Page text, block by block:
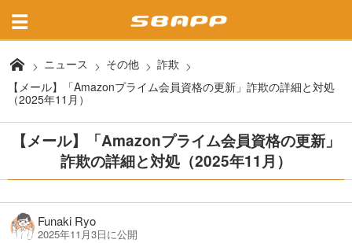
ニュース その他
詐欺
【メール】「Amazonプライム会員資格の更新」詐欺の詳細と対処
（2025年11月）
【メール】「Amazonプライム会員資格の更新」
詐欺の詳細と対処（2025年11月）
Funaki Ryo
2025年11月3日に公開